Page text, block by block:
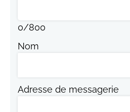
0/800
Nom
Adresse de messagerie